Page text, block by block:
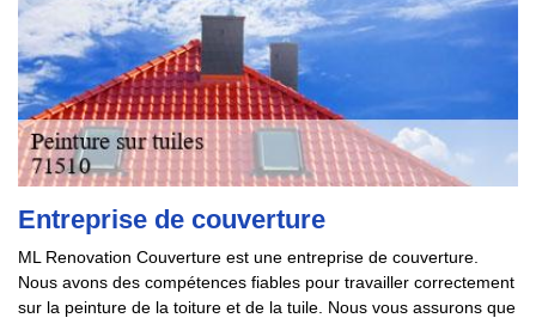
Entreprise de couverture
ML Renovation Couverture est une entreprise de couverture.
Nous avons des compétences fiables pour travailler correctement
sur la peinture de la toiture et de la tuile. Nous vous assurons que